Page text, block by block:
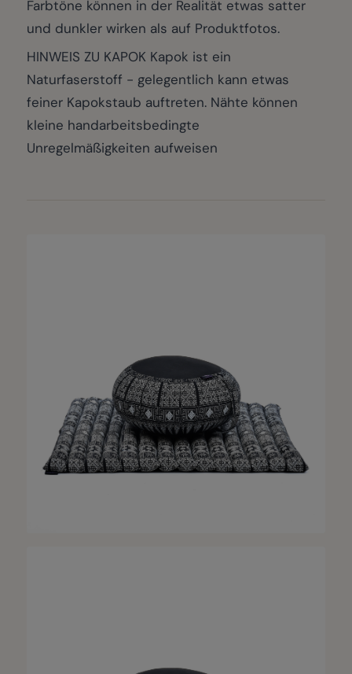
Farbtöne können in der Realität etwas satter
und dunkler wirken als auf Produktfotos.
HINWEIS ZU KAPOK Kapok ist ein
Naturfaserstoff - gelegentlich kann etwas
feiner Kapokstaub auftreten. Nähte können
kleine handarbeitsbedingte
Unregelmäßigkeiten aufweisen